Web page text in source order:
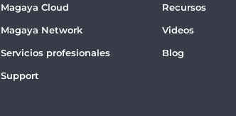
Magaya Cloud
Magaya Network
Servicios profesionales
Support
Recursos
Videos
Blog